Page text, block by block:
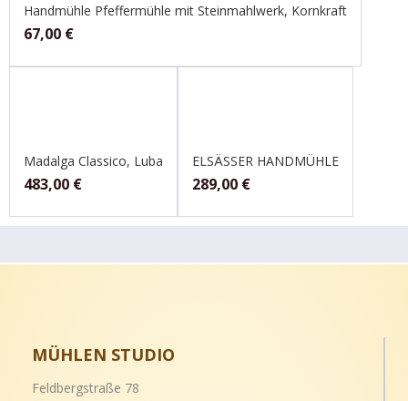
Handmühle Pfeffermühle mit Steinmahlwerk, Kornkraft
67,00 €
Madalga Classico, Luba
483,00 €
ELSÄSSER HANDMÜHLE
289,00 €
MÜHLEN STUDIO
Feldbergstraße 78